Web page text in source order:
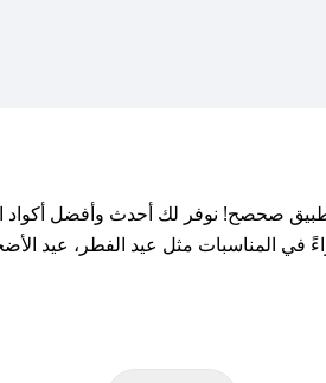
صحصح! نوفر لك أحدث وأفضل أكواد
المناسبات مثل عيد الفطر، عيد
باقة جلنار. وفي حال عدم توفر